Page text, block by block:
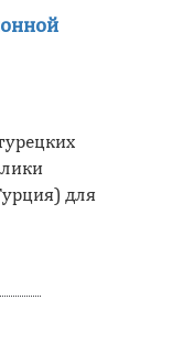
для